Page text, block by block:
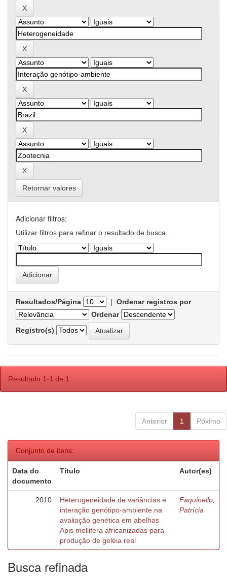
Retornar valores
Adicionar filtros:
Utilizar filtros para refinar o resultado de busca.
Resultados/Página | Ordenar registros por
Ordenar
Registro(s)
Resultado 1-1 de 1.
Anterior 1 Póximo
Conjunto de itens:
Data do
documento
Título Autor(es)
2010
Heterogeneidade de variâncias e
interação genótipo-ambiente na
avaliação genética em abelhas
Apis mellifera africanizadas para
produção de geléia real
Faquinello,
Patrícia
Busca refinada